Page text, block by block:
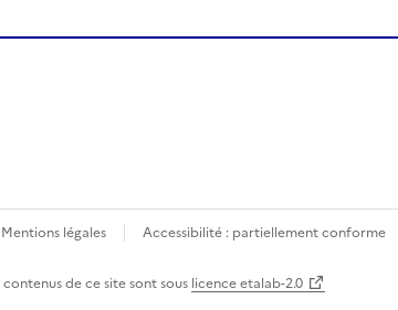
Mentions légales Accessibilité : partiellement conforme
de ce site sont sous licence etalab-2.0